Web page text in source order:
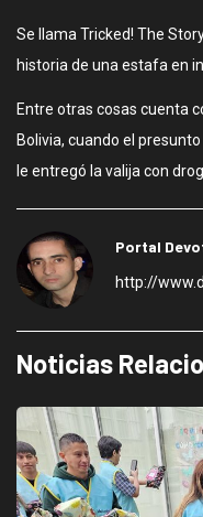
Se llama Tricked! The
historia de una estafa en
Entre otras cosas cuenta
Bolivia, cuando el
le entregó la valija con
Portal
http://
Noticias